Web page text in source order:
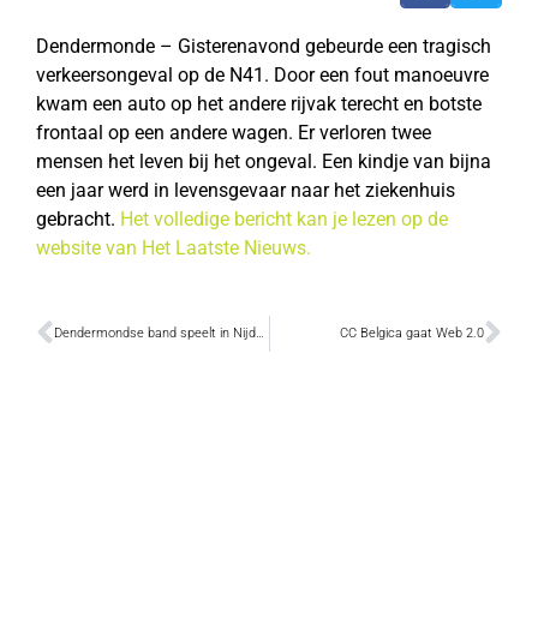
Dendermonde – Gisterenavond gebeurde een tragisch
verkeersongeval op de N41. Door een fout manoeuvre
kwam een auto op het andere rijvak terecht en botste
frontaal op een andere wagen. Er verloren twee
mensen het leven bij het ongeval. Een kindje van bijna
een jaar werd in levensgevaar naar het ziekenhuis
gebracht. Het volledige bericht kan je lezen op de
website van Het Laatste Nieuws.
Dendermondse band speelt in Nijdrop CC Belgica gaat Web 2.0